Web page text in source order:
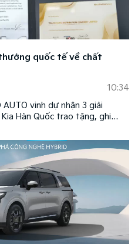
quốc tế về chất
10:34
vinh dự nhận 3 giải
Hàn Quốc trao tặng, ghi